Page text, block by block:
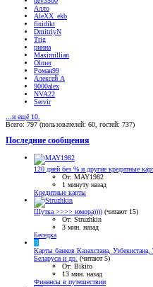
Алло
AleXX_ekb
finidikt
DmitriyN
Trig
ринна
Maximillian
Olmer
Роман99
Алексей А
9000alex
NVA22
Servir
...и ещё 10.
Всего: 797 (пользователей: 60, гостей: 737)
Последние сообщения
120 дней без % и другие кредитные
От: MAY1982
1 минуту назад
Кредитные карты
Шутка >>>> юмора)))) (читают 15)
От: Struzhkin
3 мин. назад
Беседка
B
Карты банков Казахстана,
Беларуси и др. (читают 5)
От: Bikito
13 мин. назад
Финансы в путешествии